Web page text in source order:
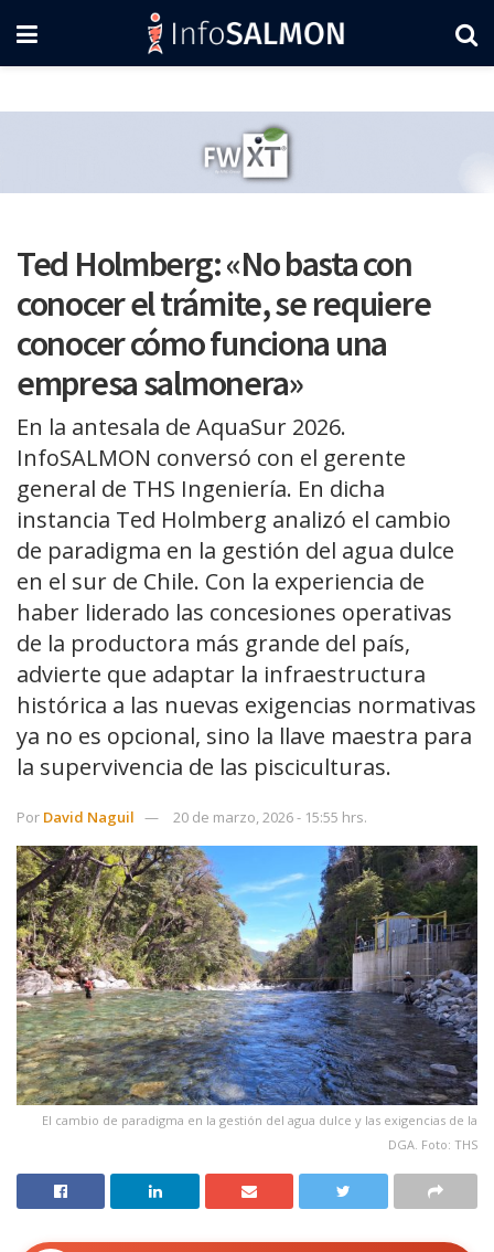
Ted Holmberg: «No basta con
conocer el trámite, se requiere
conocer cómo funciona una
empresa salmonera»
En la antesala de AquaSur 2026.
InfoSALMON conversó con el gerente
general de THS Ingeniería. En dicha
instancia Ted Holmberg analizó el cambio
de paradigma en la gestión del agua dulce
en el sur de Chile. Con la experiencia de
haber liderado las concesiones operativas
de la productora más grande del país,
advierte que adaptar la infraestructura
histórica a las nuevas exigencias normativas
ya no es opcional, sino la llave maestra para
la supervivencia de las pisciculturas.
Por David Naguil 20 de marzo, 2026 - 15:55 hrs.
El cambio de paradigma en la gestión del agua dulce y las exigencias de la
DGA. Foto: THS